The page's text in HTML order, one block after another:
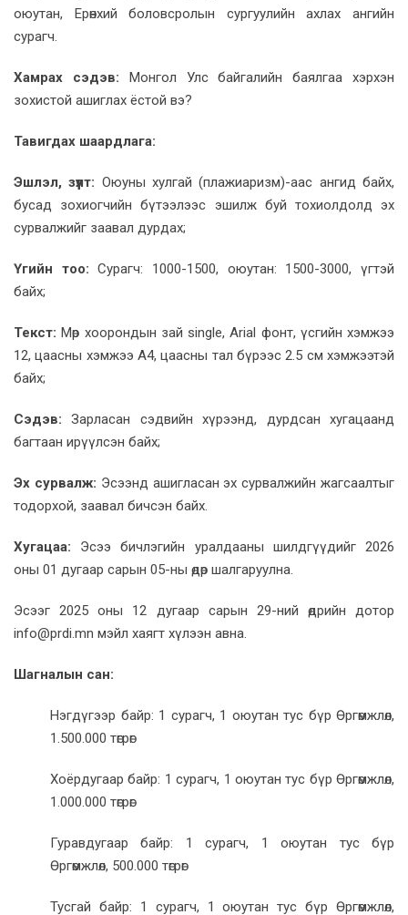
оюутан, Ерөнхий боловсролын сургуулийн ахлах ангийн
сурагч.
Хамрах сэдэв: Монгол Улс байгалийн баялгаа хэрхэн
зохистой ашиглах ёстой вэ?
Тавигдах шаардлага:
Эшлэл, зүүлт: Оюуны хулгай (плажиаризм)-аас ангид байх,
бусад зохиогчийн бүтээлээс эшилж буй тохиолдолд эх
сурвалжийг заавал дурдах;
Үгийн тоо: Сурагч: 1000-1500, оюутан: 1500-3000, үгтэй
байх;
Текст: Мөр хоорондын зай single, Arial фонт, үсгийн хэмжээ
12, цаасны хэмжээ А4, цаасны тал бүрээс 2.5 см хэмжээтэй
байх;
Сэдэв: Зарласан сэдвийн хүрээнд, дурдсан хугацаанд
багтаан ирүүлсэн байх;
Эх сурвалж: Эсээнд ашигласан эх сурвалжийн жагсаалтыг
тодорхой, заавал бичсэн байх.
Хугацаа: Эсээ бичлэгийн уралдааны шилдгүүдийг 2026
оны 01 дугаар сарын 05-ны өдөр шалгаруулна.
Эсээг 2025 оны 12 дугаар сарын 29-ний өдрийн дотор
info@prdi.mn мэйл хаягт хүлээн авна.
Шагналын сан:
Нэгдүгээр байр: 1 сурагч, 1 оюутан тус бүр Өргөмжлөл,
1.500.000 төгрөг
Хоёрдугаар байр: 1 сурагч, 1 оюутан тус бүр Өргөмжлөл,
1.000.000 төгрөг
Гуравдугаар байр: 1 сурагч, 1 оюутан тус бүр
Өргөмжлөл, 500.000 төгрөг
Тусгай байр: 1 сурагч, 1 оюутан тус бүр Өргөмжлөл,